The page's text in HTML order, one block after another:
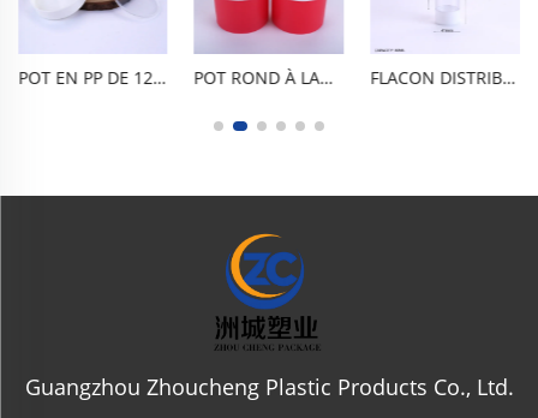
POT EN PP DE 120 ML (4 OZ) POUR CRÈME, POT DOUBLE COUCHE POUR CRÈME VISAGE, FLACON POUR CRÈME POUR LES YEUX, FLACON POUR CRÈME VISAGE, FLACON DOSEUR POUR CRÈME, RÉCIPIENT COSMÉTIQUE PORTABLE, ÉTANCHE ET HERMÉTIQUE, EN PP ALIMENTAIRE SANS BPA, À DOUBLE COUCHE, POUR ÉCHANTILLONS DE VOYAGE DESTINÉS AUX SOINS DE LA PEAU, POT ROND À LARGE OUVERTURE À OUVERTURE PAR BASCULEMENT, 250 ML / 8 OZ. PP ALIMENTAIRE SANS BPA, ÉTANCHE À L’AIR, ÉTANCHE AUX FUITES ET ANTI-OXYDANT. ASPECT DÉPOLI TRANSPARENT, INCASSABLE, FACILE À UTILISER ET À NETTOYER, RÉUTILISABLE. CONVIENT AUX BAUMES NETTOYANTS, AUX MASQUES ARGILEUX, AUX GOMMAGES ET AUX CRÈMES. PORTABLE, ADAPTÉ AUX VOYAGES. FLACON DISTRIBUTEUR SOUS VIDE PP DE 80 ML / 2,7 OZ, SANS BPA, ALIMENTAIRE, VIDE POUR COSMÉTIQUES DE VOYAGE. CONCEPTION À PRESSION SOUS VIDE, ÉTANCHE À L’AIR, ÉTANCHE AUX FUITES, ANTI-OXYDATION ET ANTI-REFLUX, CORPS TRANSPARENT ET CAPUCHON ANTI-POUSSIÈRE. PORTABLE ET COMPACT, DOSAGE PRÉCIS, RÉUTILISABLE ET DURABLE.
Guangzhou Zhoucheng Plastic Products Co., Ltd.